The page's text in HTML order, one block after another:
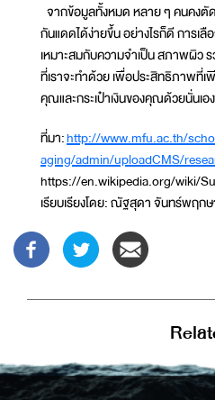
จากข้อมูลทั้งหมด หลาย ๆ คนคง
กันแดดได้ง่ายขึ้น อย่างไรก็ดี การ
เหมาะสมกับความจำเป็น สภาพผิว
ที่เราจะทำด้วย เพื่อประสิทธิภาพที่
คุณและกระเป๋าเงินของคุณด้วยนั่นเอ
ที่มา:http://www.mfu.ac.th/
aging/admin/uploadCMS/
https://en.wikipedia.org/wiki/
เรียบเรียงโดย: ณัฐสุดา จันทร์พฤก